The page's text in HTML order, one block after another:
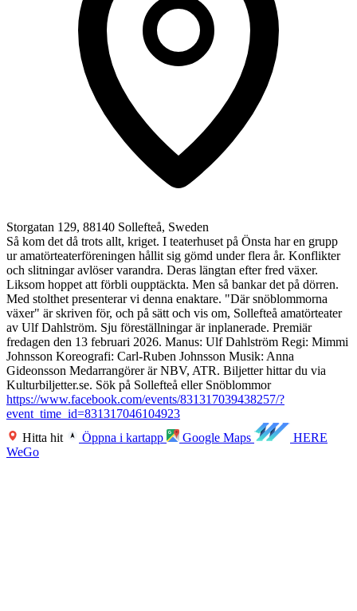
Storgatan 129, 88140 Sollefteå, Sweden
Så kom det då trots allt, kriget. I teaterhuset på Önsta har en grupp
ur amatörteaterföreningen hållit sig gömd under flera år. Konflikter
och slitningar avlöser varandra. Deras längtan efter fred växer.
Liksom hoppet att förbli oupptäckta. Men så bankar det på dörren.
Med stolthet presenterar vi denna enaktare. "Där snöblommorna
växer" är skriven för, och på sätt och vis om, Sollefteå amatörteater
av Ulf Dahlström. Sju föreställningar är inplanerade. Premiär
fredagen den 13 februari 2026. Manus: Ulf Dahlström Regi: Mimmi
Johnsson Koreografi: Carl-Ruben Johnsson Musik: Anna
Gideonsson Medarrangörer är NBV, ATR. Biljetter hittar du via
Kulturbiljetter.se. Sök på Sollefteå eller Snöblommor
https://www.facebook.com/events/831317039438257/?
event_time_id=831317046104923
Hitta hit
Öppna i kartapp Google Maps
HERE
WeGo